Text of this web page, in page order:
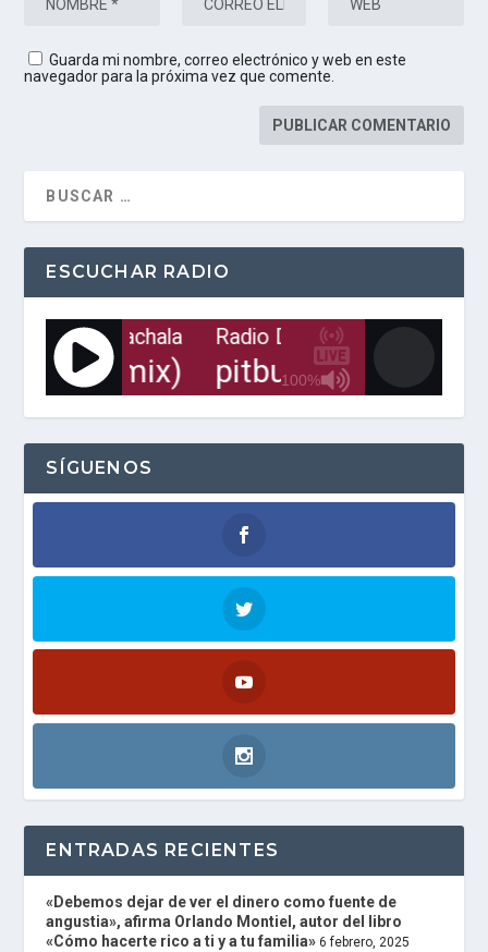
Guarda mi nombre, correo electrónico y web en este
navegador para la próxima vez que comente.
ESCUCHAR RADIO
100%
Digital de Machala Radio Digital de Machala
mix) pitbull feat nayer
U
E
Y
I
L
R
R
R
E
S
S
R
SÍGUENOS
ENTRADAS RECIENTES
«Debemos dejar de ver el dinero como fuente de
angustia», afirma Orlando Montiel, autor del libro
«Cómo hacerte rico a ti y a tu familia» 6 febrero, 2025